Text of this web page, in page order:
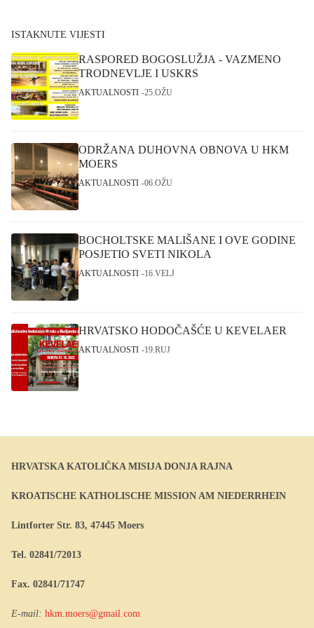
ISTAKNUTE VIJESTI
RASPORED BOGOSLUŽJA - VAZMENO
TRODNEVLJE I USKRS
AKTUALNOSTI 25.OŽU
ODRŽANA DUHOVNA OBNOVA U HKM
MOERS
AKTUALNOSTI 06.OŽU
BOCHOLTSKE MALIŠANE I OVE GODINE
POSJETIO SVETI NIKOLA
AKTUALNOSTI 16.VELJ
HRVATSKO HODOČAŠĆE U KEVELAER
AKTUALNOSTI 19.RUJ
HRVATSKA KATOLIČKA MISIJA DONJA RAJNA
KROATISCHE KATHOLISCHE MISSION AM NIEDERRHEIN
Lintforter Str. 83, 47445 Moers
Tel. 02841/72013
Fax. 02841/71747
E-mail: hkm.moers@gmail.com